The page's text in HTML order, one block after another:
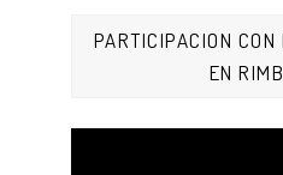
PARTICIPACION
EN